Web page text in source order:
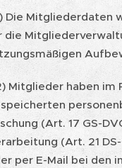
Die Mitgliederdaten
die
Mitglieder haben
(Art. 17 GS-
(Art. 21
per E-Mail bei den